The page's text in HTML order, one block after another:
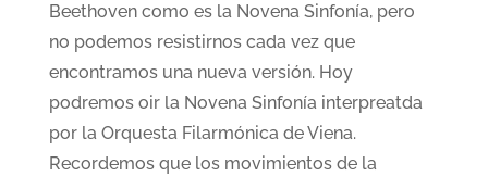
Beethoven como es la Novena Sinfonía, pero
no podemos resistirnos cada vez que
encontramos una nueva versión. Hoy
podremos oir la Novena Sinfonía interpreatda
por la Orquesta Filarmónica de Viena.
Recordemos que los movimientos de la